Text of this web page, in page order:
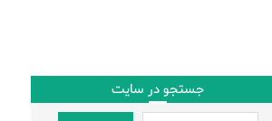
جستجو در سایت